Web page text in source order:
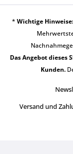
* Wichtige Hinweise:
Das Angebot dieses
Kunden.
Versand und